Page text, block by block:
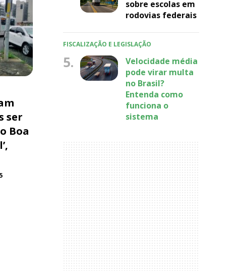
ser
Boa
sobre escolas em
rodovias federais
FISCALIZAÇÃO E LEGISLAÇÃO
5.
Velocidade média
pode virar multa
no Brasil?
Entenda como
funciona o
sistema